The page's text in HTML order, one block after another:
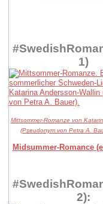
1)
Mittsommer-Romanze von
(Pseudonym von Petra A.
Midsummer-Romance
2):